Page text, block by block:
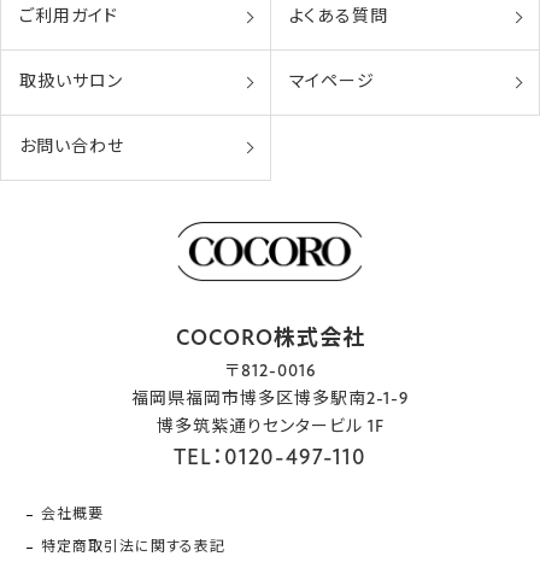
ご利用ガイド よくある質問
取扱いサロン マイページ
お問い合わせ
COCORO株式会社
〒812-0016
福岡県福岡市博多区博多駅南2-1-9
博多筑紫通りセンタービル 1F
TEL：0120-497-110
会社概要
特定商取引法に関する表記